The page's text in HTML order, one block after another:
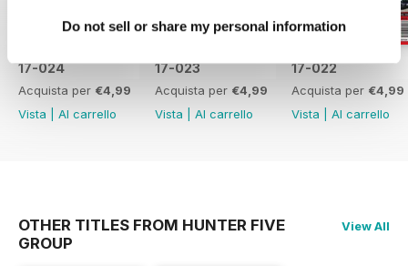
Do not sell or share my personal information
17-024
Acquista per €4,99
Vista
Al carrello
17-023
Acquista per €4,99
Vista
Al carrello
17-022
Acquista per €4,99
Vista
Al carrello
OTHER TITLES FROM HUNTER FIVE
GROUP
View All